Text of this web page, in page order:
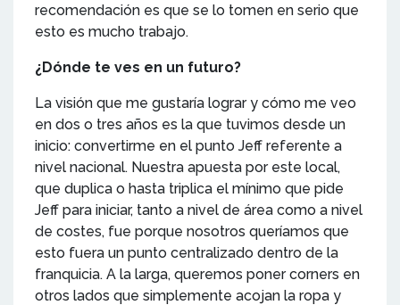
recomendación es que se lo tomen en serio que
esto es mucho trabajo.
¿Dónde te ves en un futuro?
La visión que me gustaría lograr y cómo me veo
en dos o tres años es la que tuvimos desde un
inicio: convertirme en el punto Jeff referente a
nivel nacional. Nuestra apuesta por este local,
que duplica o hasta triplica el mínimo que pide
Jeff para iniciar, tanto a nivel de área como a nivel
de costes, fue porque nosotros queríamos que
esto fuera un punto centralizado dentro de la
franquicia. A la larga, queremos poner corners en
otros lados que simplemente acojan la ropa y